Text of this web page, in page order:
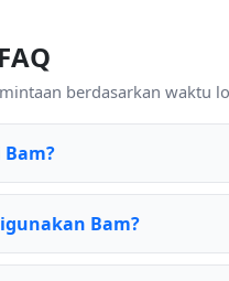
berdasarkan waktu
Bam?
Bam?